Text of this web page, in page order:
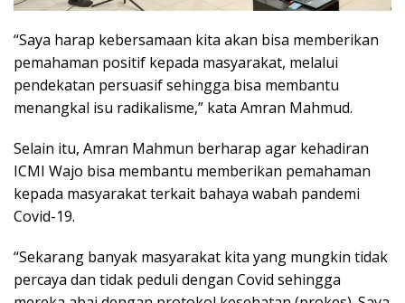
“Saya harap kebersamaan kita akan bisa memberikan
pemahaman positif kepada masyarakat, melalui
pendekatan persuasif sehingga bisa membantu
menangkal isu radikalisme,” kata Amran Mahmud.
Selain itu, Amran Mahmun berharap agar kehadiran
ICMI Wajo bisa membantu memberikan pemahaman
kepada masyarakat terkait bahaya wabah pandemi
Covid-19.
“Sekarang banyak masyarakat kita yang mungkin tidak
percaya dan tidak peduli dengan Covid sehingga